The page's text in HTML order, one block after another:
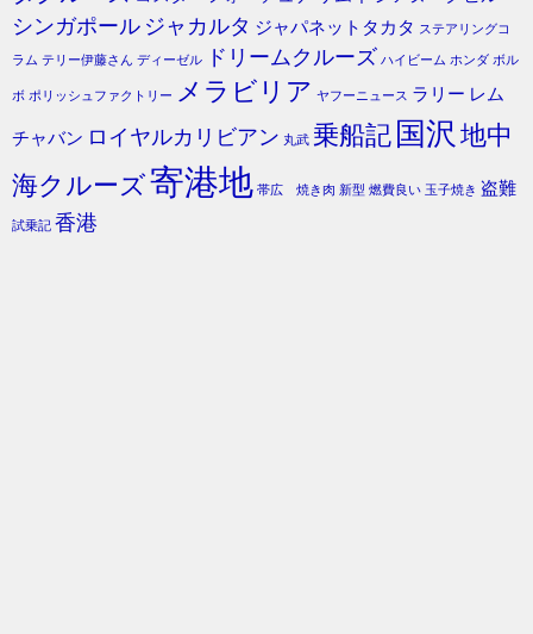
シンガポール ジャカルタ ジャパネットタカタ ステアリングコ
ラム テリー伊藤さん ディーゼル ドリームクルーズ ハイビーム ホンダ ボル
ボ ポリッシュファクトリー メラビリア ヤフーニュース ラリー レム
チャバン ロイヤルカリビアン 丸武 乗船記 国沢 地中
海クルーズ寄港地 帯広 焼き肉 新型 燃費良い 玉子焼き 盗難
試乗記 香港